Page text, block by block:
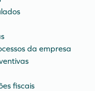
da empresa
fiscais